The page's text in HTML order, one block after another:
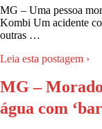
MG – Uma pessoa
Kombi Um acidente
outras …
Leia esta postagem ›
MG –
água com